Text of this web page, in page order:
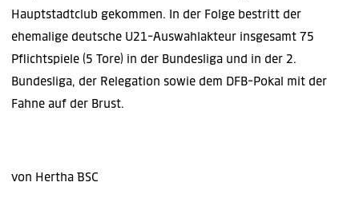
Hauptstadtclub gekommen. In der Folge bestritt der
ehemalige deutsche U21-Auswahlakteur insgesamt 75
Pflichtspiele (5 Tore) in der Bundesliga und in der 2.
Bundesliga, der Relegation sowie dem DFB-Pokal mit der
Fahne auf der Brust.
von Hertha BSC